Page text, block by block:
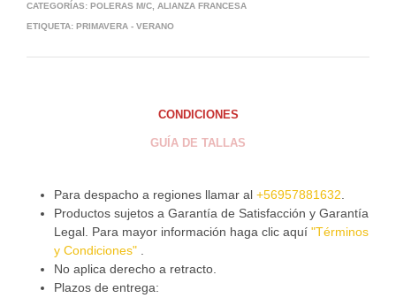
CATEGORÍAS: POLERAS M/C, ALIANZA FRANCESA
ETIQUETA: PRIMAVERA - VERANO
CONDICIONES
GUÍA DE TALLAS
Para despacho a regiones llamar al +56957881632
Productos sujetos a Garantía de Satisfacción y Garantía
Legal. Para mayor información haga clic aquí "Términos
y Condiciones".
No aplica derecho a retracto.
Plazos de entrega: